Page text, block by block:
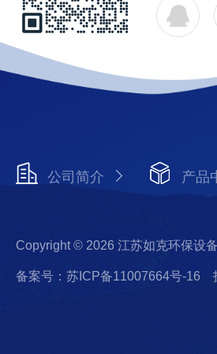
公司简介 产品
Copyright © 2026 江苏如克环保设
备案号：苏ICP备11007664号-16